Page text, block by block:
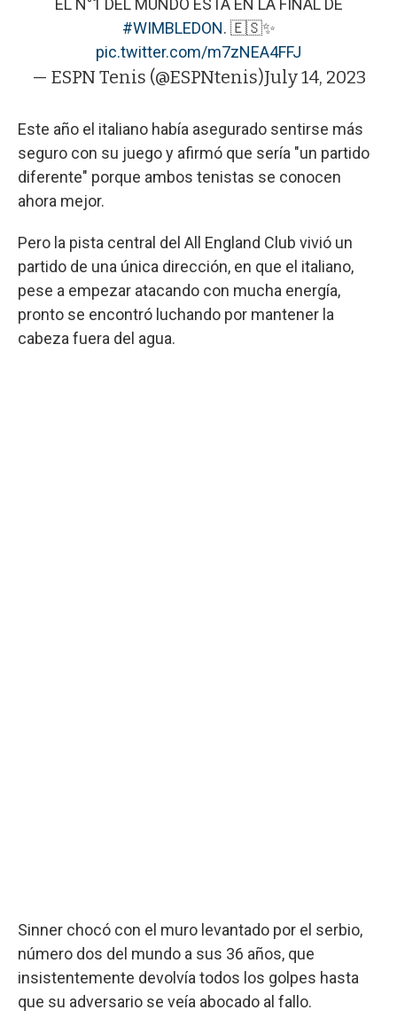
EL N°1 DEL MUNDO ESTÁ EN LA FINAL DE
#WIMBLEDON. 🇪🇸✨
pic.twitter.com/m7zNEA4FFJ
— ESPN Tenis (@ESPNtenis)July 14, 2023
Este año el italiano había asegurado sentirse más
seguro con su juego y afirmó que sería "un partido
diferente" porque ambos tenistas se conocen
ahora mejor.
Pero la pista central del All England Club vivió un
partido de una única dirección, en que el italiano,
pese a empezar atacando con mucha energía,
pronto se encontró luchando por mantener la
cabeza fuera del agua.
Sinner chocó con el muro levantado por el serbio,
número dos del mundo a sus 36 años, que
insistentemente devolvía todos los golpes hasta
que su adversario se veía abocado al fallo.